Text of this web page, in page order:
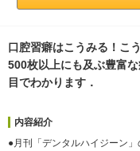
口腔習癖はこうみる！こ
500枚以上にも及ぶ豊富
目でわかります．
内容紹介
●月刊「デンタルハイジーン